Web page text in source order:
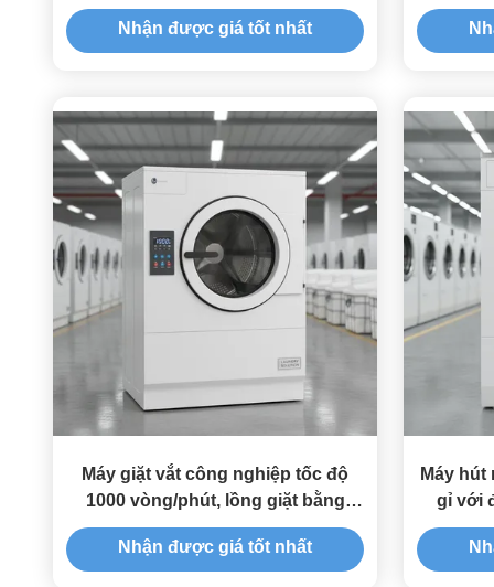
bằng thép không gỉ
Nhận được giá tốt nhất
số với
Máy giặt vắt công nghiệp tốc độ
1000 vòng/phút, lồng giặt bằng
thép không gỉ, độ ồn 60dB
Nhận được giá tốt nhất
Máy hút
gỉ với
mức